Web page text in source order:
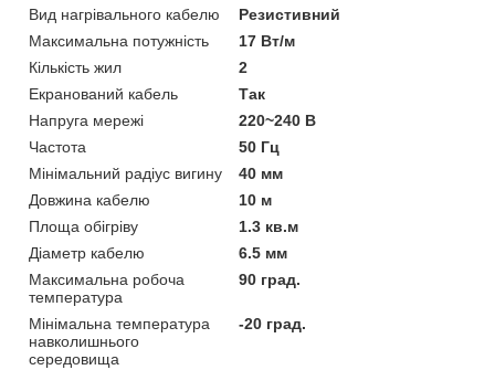
Вид нагрівального кабелю
Резистивний
Максимальна потужність
17 Вт/м
Кількість жил
2
Екранований кабель
Так
Напруга мережі
220~240 В
Частота
50 Гц
Мінімальний радіус вигину
40 мм
Довжина кабелю
10 м
Площа обігріву
1.3 кв.м
Діаметр кабелю
6.5 мм
Максимальна робоча
температура
90 град.
Мінімальна температура
навколишнього
середовища
-20 град.